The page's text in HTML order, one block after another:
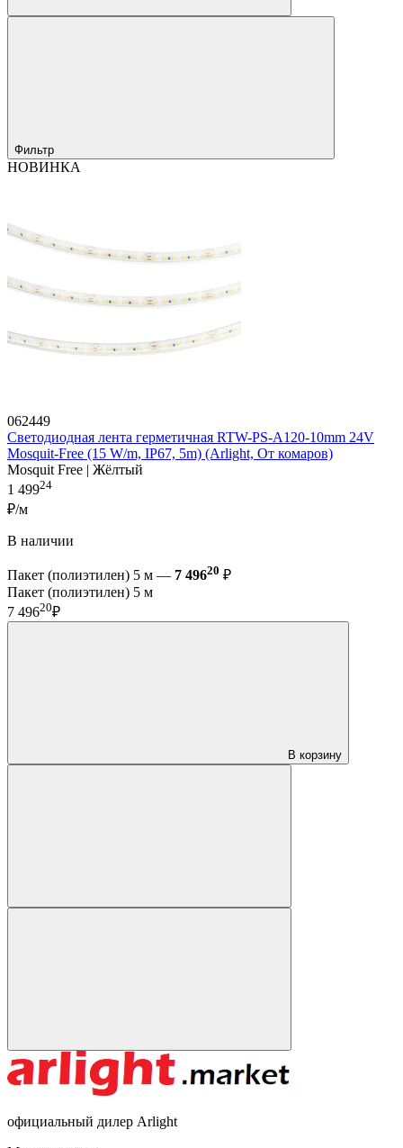
Фильтр
НОВИНКА
062449
Светодиодная лента герметичная RTW-PS-A120-10mm 24V
Mosquit-Free (15 W/m, IP67, 5m) (Arlight, От комаров)
Mosquit Free | Жёлтый
1 49924
₽/м
В наличии
Пакет (полиэтилен) 5 м — 7 49620 ₽
Пакет (полиэтилен) 5 м
7 49620₽
В корзину
официальный дилер Arlight